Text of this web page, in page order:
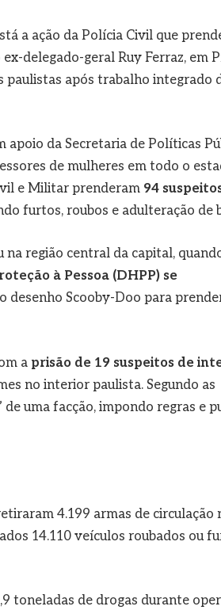
a ação da Polícia Civil que
delegado-geral Ruy Ferraz, em
paulistas após trabalho integrado
apoio da Secretaria de Políticas
de mulheres em todo o
e Militar prenderam 94
furtos, roubos e adulteração de
na região central da capital,
à Pessoa (DHPP) se
Scooby-Doo para
a prisão de 19 suspeitos de
no interior paulista. Segundo as
uma facção, impondo regras e
4.199 armas de circulação
14.110 veículos roubados ou
toneladas de drogas durante